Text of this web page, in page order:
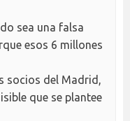
sea una falsa
esos 6 millones
socios del Madrid,
que se plantee